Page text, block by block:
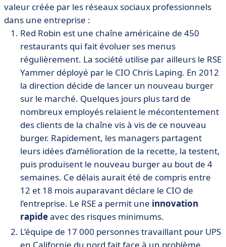
valeur créée par les réseaux sociaux professionnels
dans une entreprise :
Red Robin est une chaîne américaine de 450
restaurants qui fait évoluer ses menus
régulièrement. La société utilise par ailleurs le RSE
Yammer déployé par le CIO Chris Laping. En 2012
la direction décide de lancer un nouveau burger
sur le marché. Quelques jours plus tard de
nombreux employés relaient le mécontentement
des clients de la chaîne vis à vis de ce nouveau
burger. Rapidement, les managers partagent
leurs idées d’amélioration de la recette, la testent,
puis produisent le nouveau burger au bout de 4
semaines. Ce délais aurait été de compris entre
12 et 18 mois auparavant déclare le CIO de
l’entreprise. Le RSE a permit une innovation
rapideavec des risques minimums.
L’équipe de 17 000 personnes travaillant pour UPS